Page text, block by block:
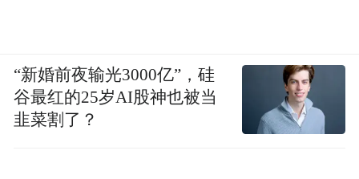
“新婚前夜输光3000亿”，硅
谷最红的25岁AI股神也被当
韭菜割了？